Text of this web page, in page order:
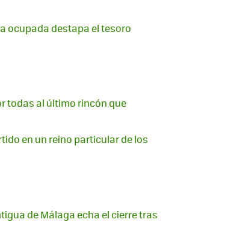
ocupada destapa el tesoro
todas al último rincón que
en un reino particular de los
de Málaga echa el cierre tras